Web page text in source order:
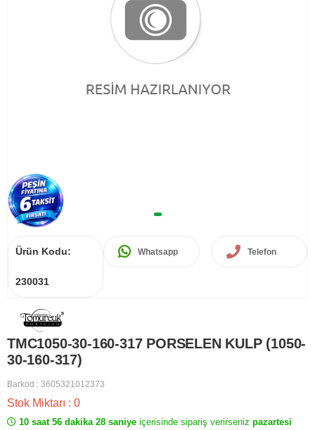
Ürün Kodu:
230031
Whatsapp Telefon
TMC1050-30-160-317 PORSELEN KULP (1050-
30-160-317)
Barkod : 3605321012373
Stok Miktarı : 0
10 saat 56 dakika 28 saniye içerisinde sipariş verirseniz pazartesi